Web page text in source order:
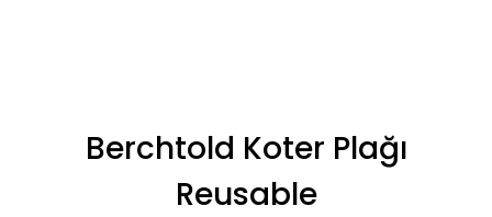
Berchtold Koter Plağı
Reusable